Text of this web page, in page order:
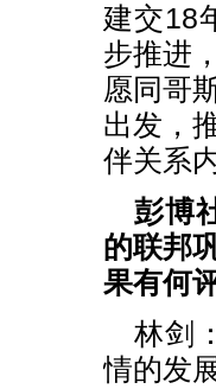
建交18
步推进
愿同哥
出发，
伴关系
彭博
的联邦
果有何
林剑
情的发